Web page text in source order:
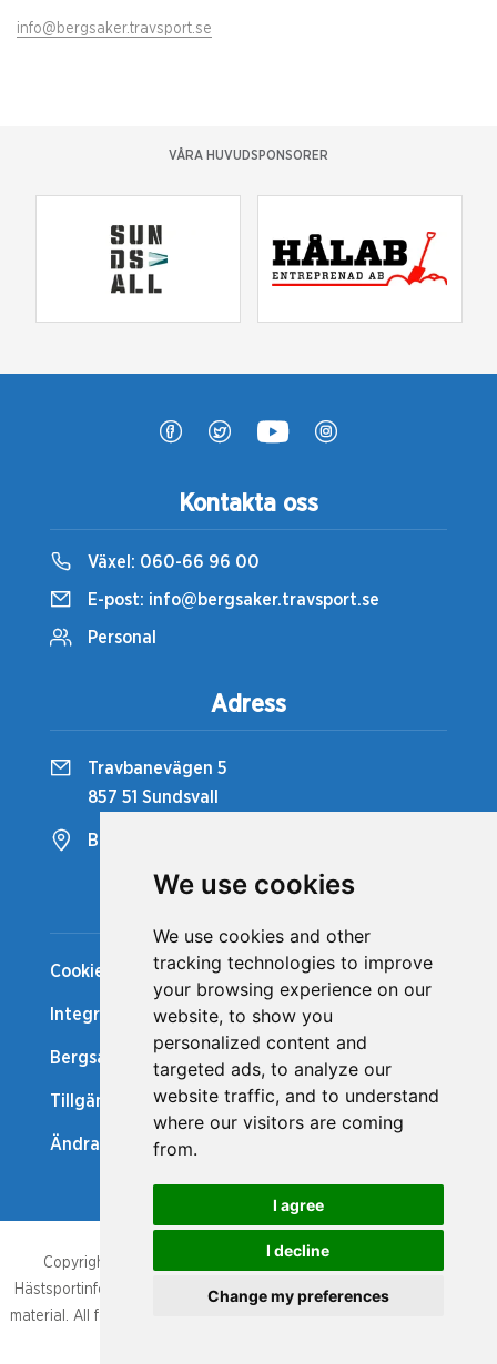
We use cookies
We use cookies and other
tracking technologies to improve
your browsing experience on our
website, to show you
personalized content and
targeted ads, to analyze our
website traffic, and to understand
where our visitors are coming
from.
I agree
I decline
Change my preferences
info@bergsaker.travsport.se
VÅRA HUVUDSPONSORER
Cookiepolicy
Integritetspolicy
Bergsåker Nytt
Tillgänglighetsredogörelse
Ändra cookie-inställningar
Kontakta oss
Växel: 060-66 96 00
E-post: info@bergsaker.travsport.se
Personal
Adress
Travbanevägen 5
857 51 Sundsvall
Bergsåkers Travbana
Copyright/database right, Bergsåker och Svensk Travsport.
Hästsportinformationen som publicerats är upphovsrättsligt skyddat
material. All form av kopiering, av hela eller delar av den publicerade